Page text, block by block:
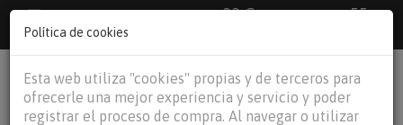
33 €
55
€Baleares y
person shopping_cart
Política de cookies
Esta web utiliza "cookies" propias y de terceros para
ofrecerle una mejor experiencia y servicio y poder
registrar el proceso de compra. Al navegar o utilizar